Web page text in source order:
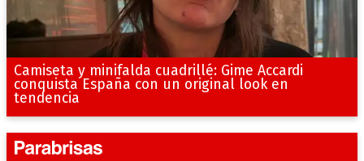
Camiseta y minifalda cuadrillé: Gime Accardi
conquista España con un original look en
tendencia